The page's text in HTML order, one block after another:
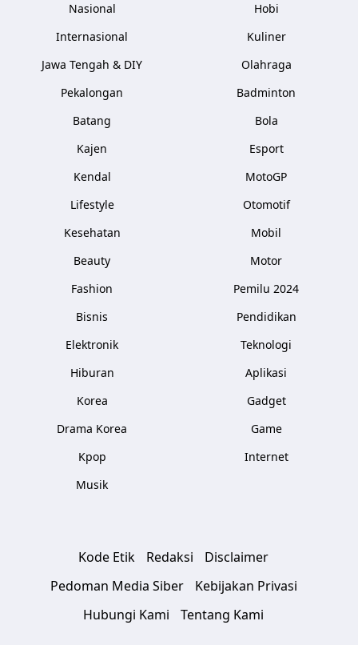
Nasional
Internasional
Jawa Tengah & DIY
Pekalongan
Batang
Kajen
Kendal
Lifestyle
Kesehatan
Beauty
Fashion
Bisnis
Elektronik
Hiburan
Korea
Drama Korea
Kpop
Musik
Hobi
Kuliner
Olahraga
Badminton
Bola
Esport
MotoGP
Otomotif
Mobil
Motor
Pemilu 2024
Pendidikan
Teknologi
Aplikasi
Gadget
Game
Internet
Kode Etik Redaksi
Disclaimer
Pedoman Media Siber
Kebijakan Privasi
Hubungi Kami
Tentang Kami